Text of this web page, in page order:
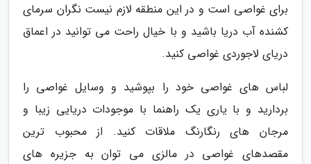
برای غواصی است و در این منطقه لازم نیست نگران سرمای
کشنده آب دریا باشید و با خیال راحت می توانید در اعماق
دریای لاجوردی غواصی کنید.
لباس های غواصی خود را بپوشید و وسایل غواصی را
بردارید و با یاری یک راهنما با موجودات دریایی زیبا و
مرجان های رنگارنگ ملاقات کنید. از محبوب ترین
مقصدهای غواصی در مالزی می توان به جزیره های